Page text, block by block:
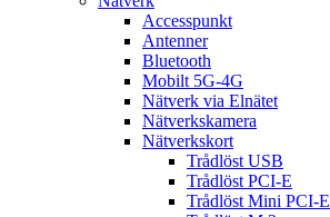
Accesspunkt
Antenner
Bluetooth
Mobilt 5G-4G
Nätverk via Elnätet
Nätverkskamera
Nätverkskort
Trådlöst USB
Trådlöst PCI-E
Trådlöst Mini PCI-E